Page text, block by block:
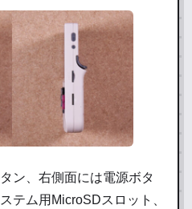
ン、右側面には電源ボタ
テム用MicroSDスロット、